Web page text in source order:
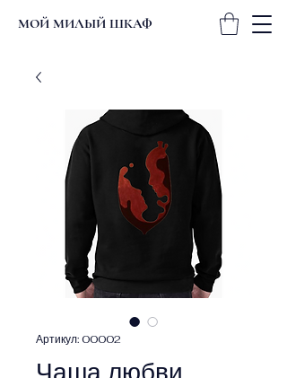
МОЙ МИЛЫЙ ШКАФ
Артикул: 00002